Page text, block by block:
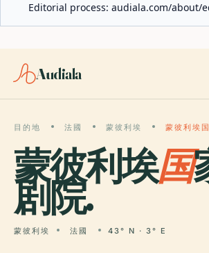
Editorial process: audiala.com/about/
Audiala
目的地 法國 蒙彼利埃 蒙彼利埃
蒙彼利埃国
剧院.
蒙彼利埃 法國 43° N · 3° E